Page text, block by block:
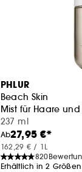
PHLUR
Beach Skin
Mist für Haare und
237 ml
Ab27,95 €*
162,29 € / 1L
820
Erhältlich in 2 Größen